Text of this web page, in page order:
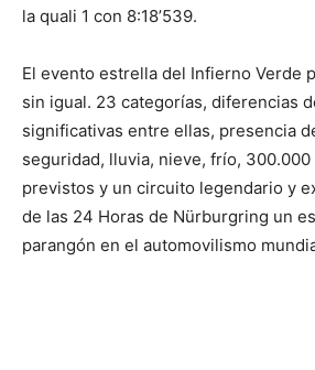
la quali 1 con 8:18’539.
El evento estrella del Infierno Verde
sin igual. 23 categorías, diferencias
significativas entre ellas, presencia
seguridad, lluvia, nieve, frío,
previstos y un circuito legendario y
de las 24 Horas de Nürburgring un
parangón en el automovilismo